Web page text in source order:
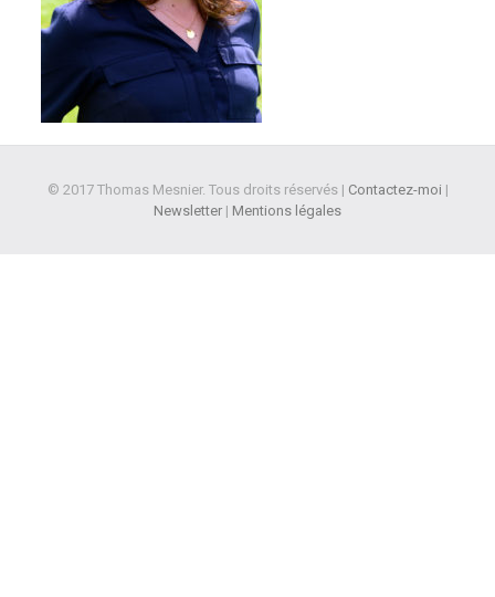
© 2017 Thomas Mesnier. Tous droits réservés | Contactez-moi |
Newsletter | Mentions légales